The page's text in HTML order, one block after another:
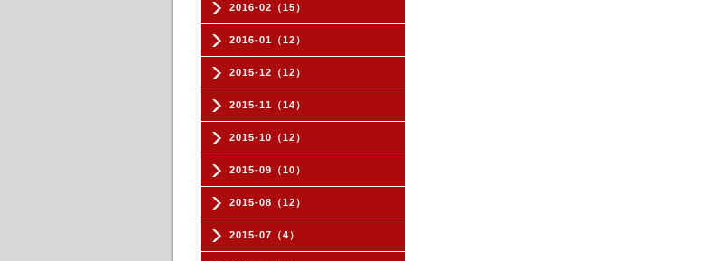
2016-02（15）
2016-01（12）
2015-12（12）
2015-11（14）
2015-10（12）
2015-09（10）
2015-08（12）
2015-07（4）